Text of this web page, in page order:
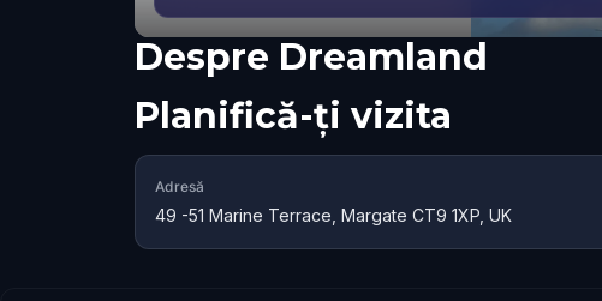
Despre Dreamland
Planifică-ți vizita
Adresă
49 -51 Marine Terrace, Margate CT9 1XP, UK